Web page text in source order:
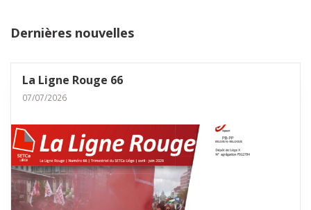
Dernières nouvelles
La Ligne Rouge 66
07/07/2026